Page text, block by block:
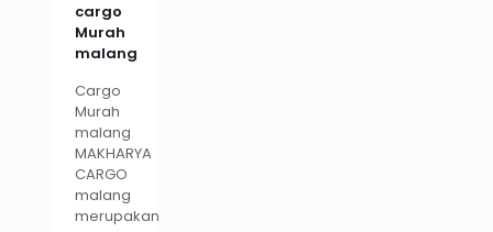
cargo
Murah
malang
Cargo
Murah
malang
MAKHARYA
CARGO
malang
merupakan